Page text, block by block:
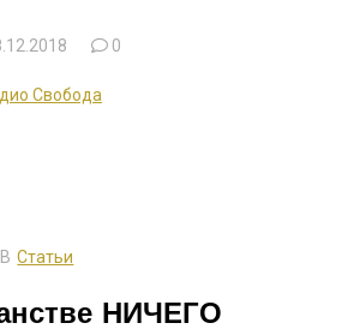
0
Свобода
В Статьи
НИЧЕГО